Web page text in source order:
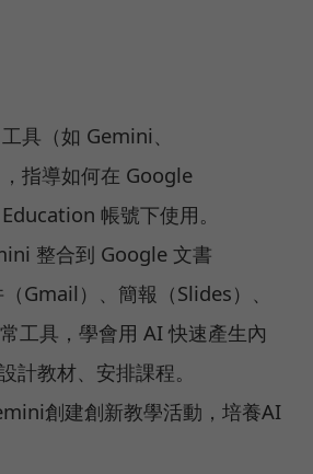
具（如 Gemini、
指導如何在 Google
帳號下使用。
整合到 Google 文書
（Gmail）、簡報（Slides）、
工具，學會用 AI 快速產生內
計教材、安排課程。
創建創新教學活動，培養AI